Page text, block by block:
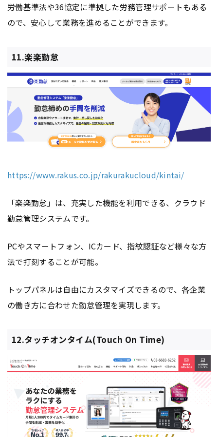
労働基準法や36協定に準拠した労務管理サポートもある
ので、安心して業務を進めることができます。
11.楽楽勤怠
https://www.rakus.co.jp/rakurakucloud/kintai/
「楽楽勤怠」は、充実した機能を利用できる、クラウド
勤怠管理システムです。
PCやスマートフォン、ICカード、指紋認証など様々な方
法で打刻することが可能。
トップパネルは自由にカスタマイズできるので、各企業
の働き方に合わせた勤怠管理を実現します。
12.タッチオンタイム(Touch On Time)